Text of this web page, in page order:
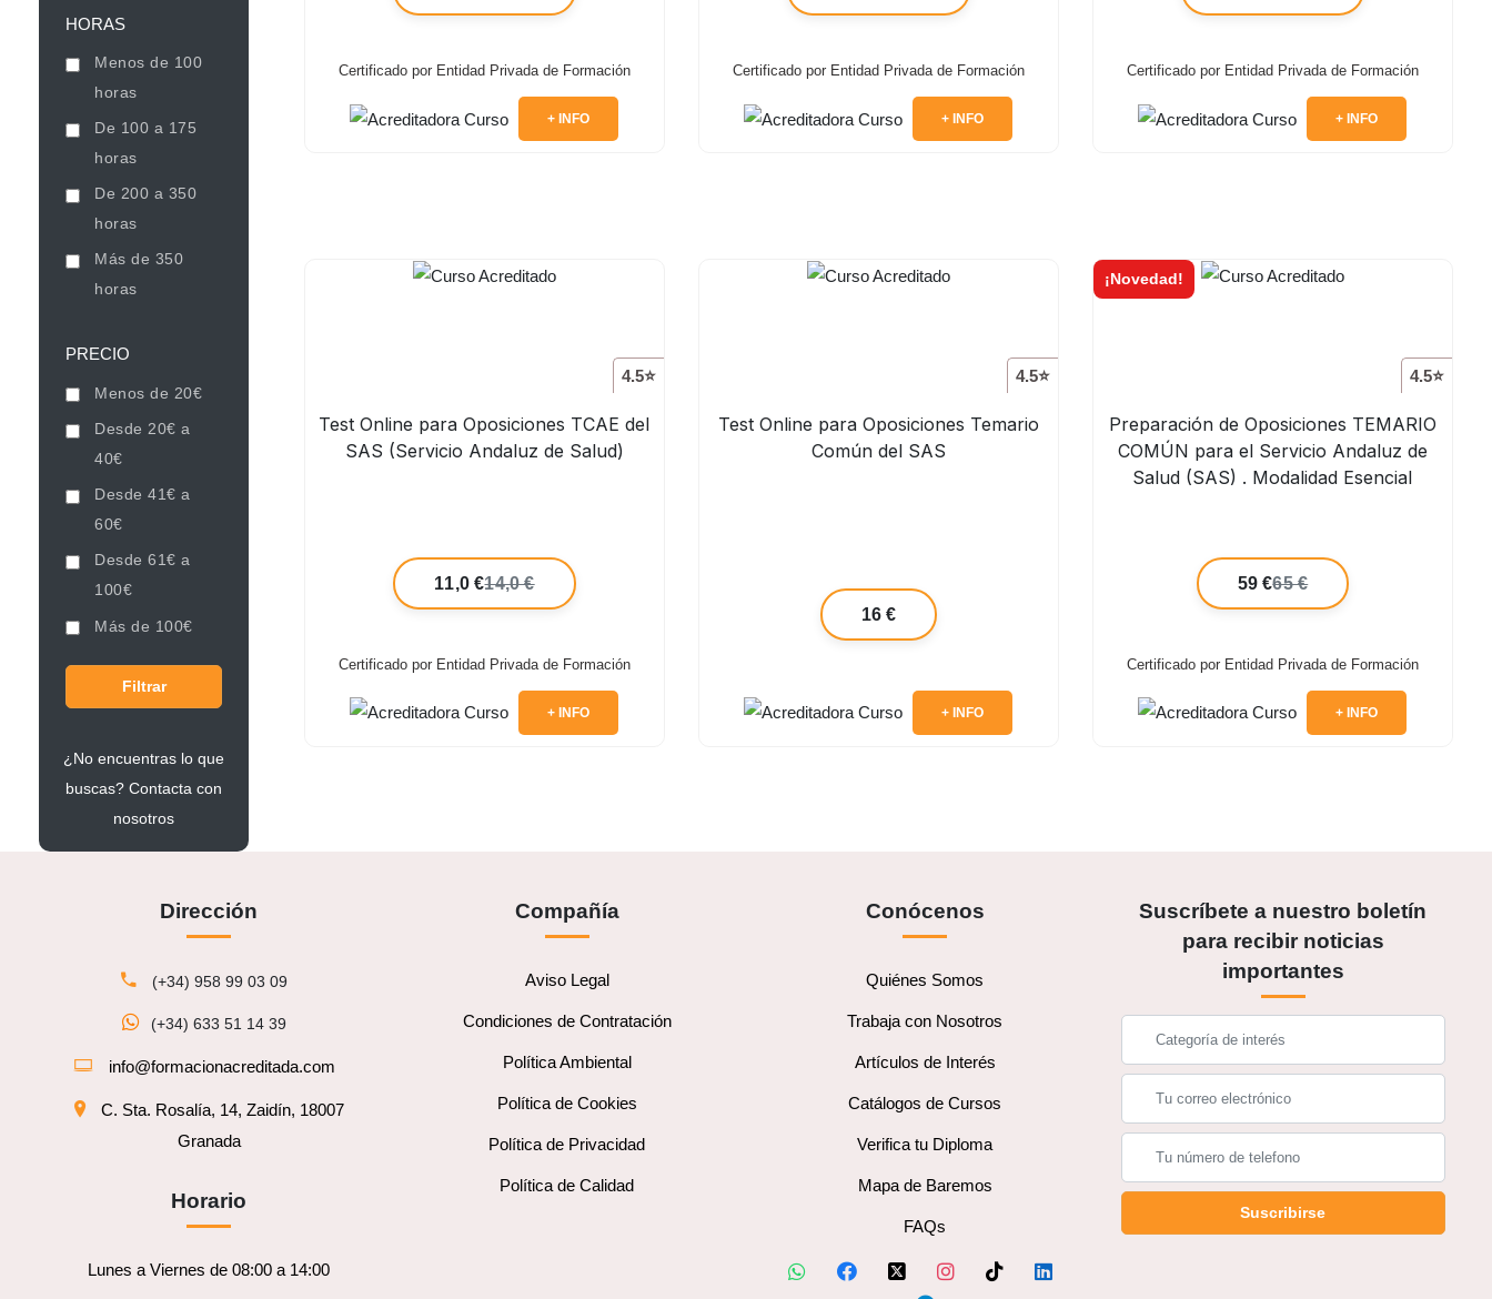
HORAS
Menos de 100
horas
De 100 a 175
horas
De 200 a 350
horas
Más de 350
horas
PRECIO
Menos de 20€
Desde 20€ a
40€
Desde 41€ a
60€
Desde 61€ a
100€
Más de 100€
Filtrar
¿No encuentras lo que
buscas? Contacta con
nosotros
Certificado por Entidad Privada de Formación
+ INFO
Certificado por Entidad Privada de Formación
+ INFO
Certificado por Entidad Privada de Formación
+ INFO
4.5⭐
Test Online para Oposiciones TCAE del
SAS (Servicio Andaluz de Salud)
11,0 €14,0 €
Certificado por Entidad Privada de Formación
+ INFO
4.5⭐
Test Online para Oposiciones Temario
Común del SAS
16 €
+ INFO
¡Novedad!
4.5⭐
Preparación de Oposiciones TEMARIO
COMÚN para el Servicio Andaluz de
Salud (SAS) . Modalidad Esencial
59 €65 €
Certificado por Entidad Privada de Formación
+ INFO
Dirección
(+34) 958 99 03 09
(+34) 633 51 14 39
info@formacionacreditada.com
C. Sta. Rosalía, 14, Zaidín, 18007
Granada
Horario
Lunes a Viernes de 08:00 a 14:00
Compañía
Aviso Legal
Condiciones de Contratación
Política Ambiental
Política de Cookies
Política de Privacidad
Política de Calidad
Conócenos
Quiénes Somos
Trabaja con Nosotros
Artículos de Interés
Catálogos de Cursos
Verifica tu Diploma
Mapa de Baremos
FAQs
Suscríbete a nuestro boletín
para recibir noticias
importantes
Suscribirse